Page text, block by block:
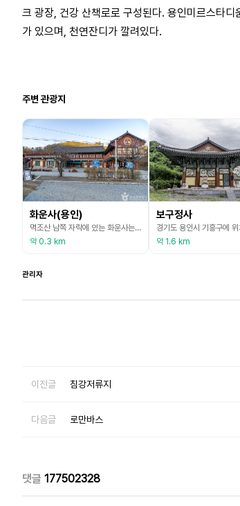
크 광장, 건강 산책로로 구성된다. 용인미르스타
가 있으며, 천연잔디가 깔려있다.
주변 관광지
화운사(용인)
멱조산 남쪽 자락에 있는 화운사는 비구니 사찰로, 대한불교조계종 제2 교구 본사인 용주사의 말사이다. 화운이란 명칭은 영산회상에서 부처님이 설법하는 자리에 꽃빛 구름이 피어났다는 데서 따온 것이다. 화운사는 수원에 살던 거사 우암 차채윤이 1938년 창건해 승려 화응이 주지를 맡으면서 사격을 갖추게 되었다. 근대에 창건된 사찰로 경내에는 특기할 만한 당우는 없고 경기도 유형문화재로 지정된 용인화운사목조여래 (아미타, 약사) 좌상이 있다. 이 불상들은 김
약 0.3 km
보구정사
약 1.6 km
관리자
이전글 침강저류지
다음글 로만바스
댓글 177502328